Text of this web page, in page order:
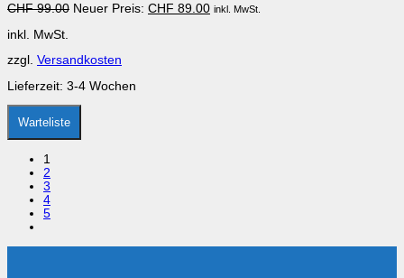
Die
können
der
Produktseite
gewählt
werden
CHF99.00 Ursprünglicher
Neuer Preis: CHF 89.00Aktueller
inkl. MwSt.
inkl. MwSt.
zzgl. Versandkosten
Lieferzeit: 3-4 Wochen
Warteliste
1
2
3
4
5